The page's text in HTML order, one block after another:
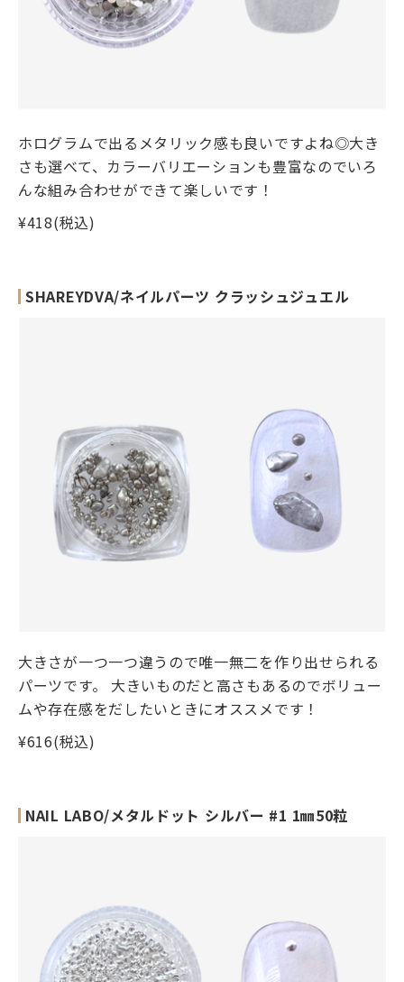
ホログラムで出るメタリック感も良いですよね◎大き
さも選べて、カラーバリエーションも豊富なのでいろ
んな組み合わせができて楽しいです！
¥418(税込)
SHAREYDVA/ネイルパーツ クラッシュジュエル
大きさが一つ一つ違うので唯一無二を作り出せられる
パーツです。 大きいものだと高さもあるのでボリュー
ムや存在感をだしたいときにオススメです！
¥616(税込)
NAIL LABO/メタルドット シルバー #1 1㎜50粒